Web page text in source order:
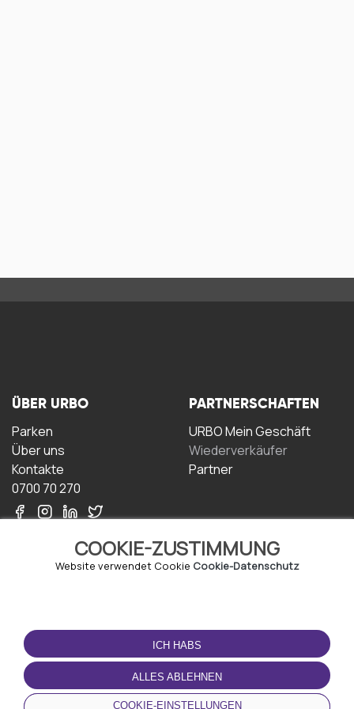
COOKIE-ZUSTIMMUNG
Website verwendet Cookie Cookie-Datenschutz
ICH HABS
ALLES ABLEHNEN
COOKIE-EINSTELLUNGEN
ÜBER URBO
Parken
Über uns
Kontakte
0700 70 270
PARTNERSCHAFTEN
URBO Mein Geschäft
Wiederverkäufer
Partner
NUTZUNGSBEDINGUNGEN
Geschäftsbedingungen
Datenschutz-
Bestimmungen
Cookie-Richtlinie
LADEN SIE DIE APP
HERUNTER